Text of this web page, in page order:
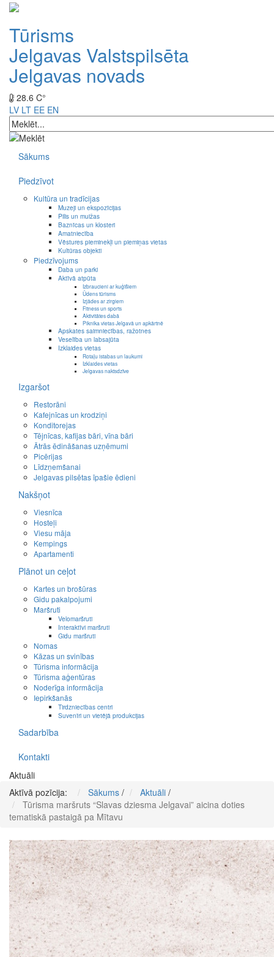
Tūrisms
Jelgavas Valstspilsēta
Jelgavas novads
28.6 C°
LV LT EE EN
Sākums
Piedzīvot
Kultūra un tradīcijas
Muzeji un ekspozīcijas
Pilis un muižas
Baznīcas un klosteri
Amatniecība
Vēstures pieminekļi un piemiņas vietas
Kultūras objekti
Piedzīvojums
Daba un parki
Aktīvā atpūta
Izbraucieni ar kuģīšiem
Ūdens tūrisms
Izjādes ar zirgiem
Fitness un sports
Aktivitātes dabā
Piknika vietas Jelgavā un apkārtnē
Apskates saimniecības, ražotnes
Veselība un labsajūta
Izklaides vietas
Rotaļu istabas un laukumi
Izklaides vietas
Jelgavas naktsdzīve
Izgaršot
Restorāni
Kafejnīcas un krodziņi
Konditorejas
Tējnīcas, kafijas bāri, vīna bāri
Ātrās ēdināšanas uzņēmumi
Picērijas
Līdzņemšanai
Jelgavas pilsētas īpašie ēdieni
Nakšņot
Viesnīca
Hosteļi
Viesu māja
Kempings
Apartamenti
Plānot un ceļot
Kartes un brošūras
Gidu pakalpojumi
Maršruti
Velomaršruti
Interaktīvi maršruti
Gidu maršruti
Nomas
Kāzas un svinības
Tūrisma informācija
Tūrisma aģentūras
Noderīga informācija
Iepirkšanās
Tirdzniecības centri
Suvenīri un vietējā produkcijas
Sadarbība
Kontakti
Aktuāli
Aktīvā pozīcija:
Sākums / Aktuāli /
Tūrisma maršruts “Slavas dziesma Jelgavai” aicina doties
tematiskā pastaigā pa Mītavu